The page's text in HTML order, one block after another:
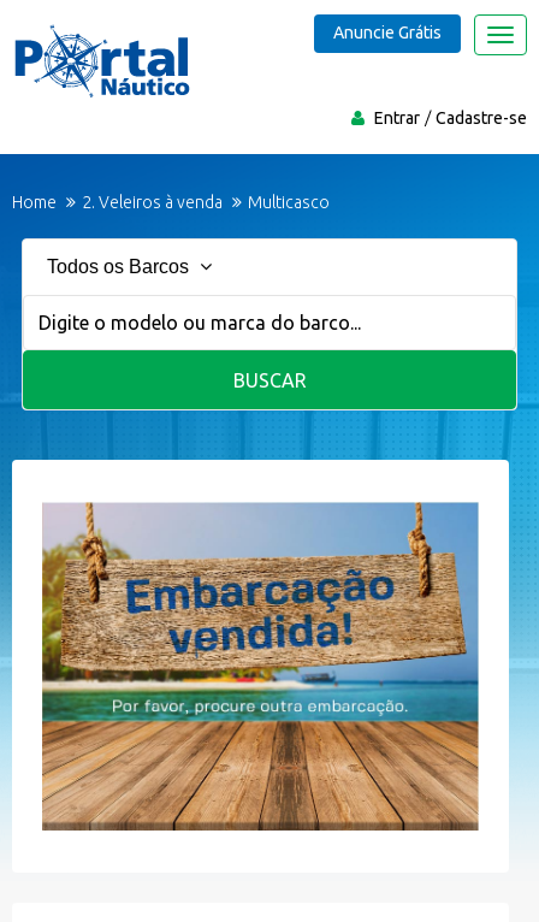
Entrar Cadastre-se
Anuncie Grátis
Home 2. Veleiros à venda Multicasco
Todos os Barcos
BUSCAR